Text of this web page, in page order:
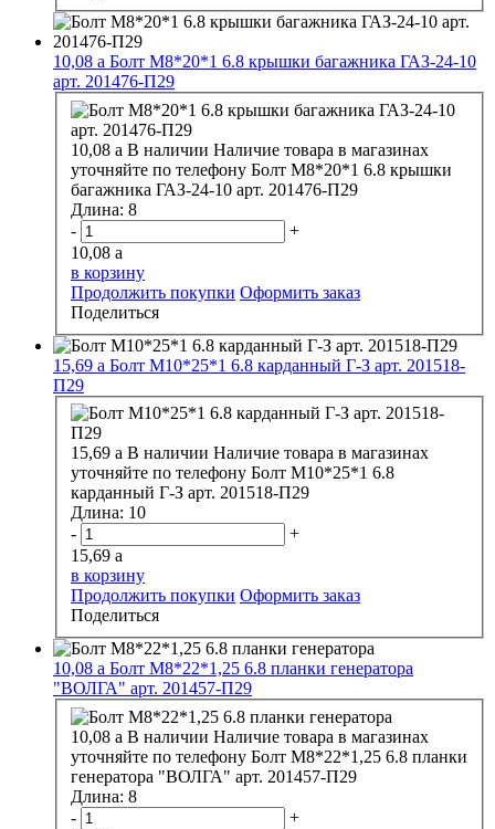
10,08 a Болт М8*20*1 6.8 крышки багажника ГАЗ-24-10
арт. 201476-П29
10,08 a В наличии Наличие товара в магазинах
уточняйте по телефону Болт М8*20*1 6.8 крышки
багажника ГАЗ-24-10 арт. 201476-П29
Длина: 8
-
+
10,08 a
в корзину
Продолжить покупки Оформить заказ
Поделиться
15,69 a Болт М10*25*1 6.8 карданный Г-З арт. 201518-
П29
15,69 a В наличии Наличие товара в магазинах
уточняйте по телефону Болт М10*25*1 6.8
карданный Г-З арт. 201518-П29
Длина: 10
-
+
15,69 a
в корзину
Продолжить покупки Оформить заказ
Поделиться
10,08 a Болт М8*22*1,25 6.8 планки генератора
"ВОЛГА" арт. 201457-П29
10,08 a В наличии Наличие товара в магазинах
уточняйте по телефону Болт М8*22*1,25 6.8 планки
генератора "ВОЛГА" арт. 201457-П29
Длина: 8
-
+